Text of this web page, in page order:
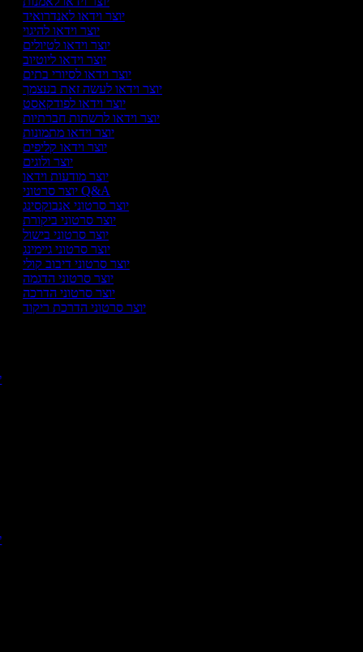
יוצר וידאו לאנדרואיד
יוצר וידאו להיגוי
יוצר וידאו לטיולים
יוצר וידאו ליוטיוב
יוצר וידאו לסיורי בתים
יוצר וידאו לעשה זאת בעצמך
יוצר וידאו לפודקאסט
יוצר וידאו לרשתות חברתיות
יוצר וידאו מתמונות
יוצר וידאו קליפים
יוצר ולוגים
יוצר מודעות וידאו
יוצר סרטוני Q&A
יוצר סרטוני אנבוקסינג
יוצר סרטוני ביקורת
יוצר סרטוני בישול
יוצר סרטוני גיימינג
יוצר סרטוני דיבוב קולי
יוצר סרטוני הדגמה
יוצר סרטוני הדרכה
יוצר סרטוני הדרכת ריקוד